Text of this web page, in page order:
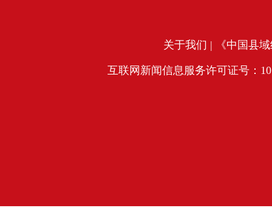
关于我们 | 《中国县
互联网新闻信息服务许可证号：